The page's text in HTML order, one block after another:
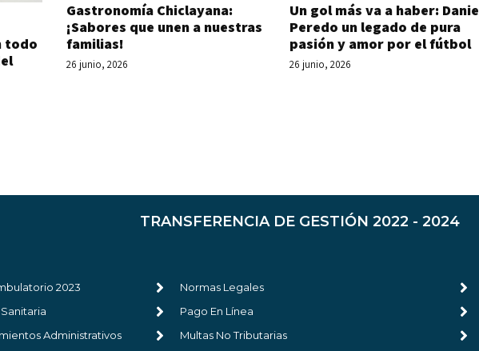
todo
Gastronomía Chiclayana:
¡Sabores que unen a nuestras
familias!
26 junio, 2026
Un gol más va a haber:
Peredo un legado de pura
pasión y amor por el fútbol
26 junio, 2026
TRANSFERENCIA DE GESTIÓN 2022 - 2024
2023
Administrativos
Normas Legales
Pago En Línea
Multas No Tributarias